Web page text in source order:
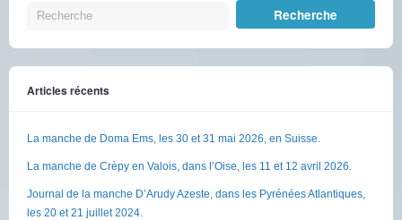
Articles récents
La manche de Doma Ems, les 30 et 31 mai 2026, en Suisse.
La manche de Crèpy en Valois, dans l’Oise, les 11 et 12 avril 2026.
Journal de la manche D’Arudy Azeste, dans les Pyrénées Atlantiques,
les 20 et 21 juillet 2024.